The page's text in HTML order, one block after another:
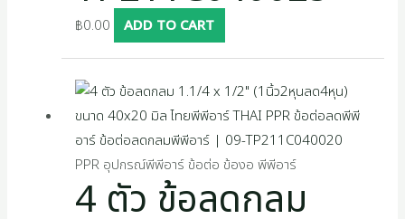
฿0.00 ADD TO CART
PPR อุปกรณ์พีพีอาร์ ข้อต่อ ข้องอ พีพีอาร์
4 ตัว ข้อลดกลม